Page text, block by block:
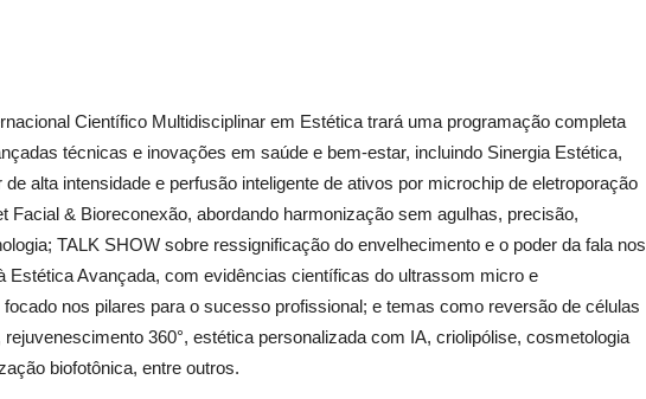
Científico Multidisciplinar em Estética trará uma programação completa
técnicas e inovações em saúde e bem-estar, incluindo Sinergia Estética,
alta intensidade e perfusão inteligente de ativos por microchip de eletroporação
Facial & Bioreconexão, abordando harmonização sem agulhas, precisão,
TALK SHOW sobre ressignificação do envelhecimento e o poder da fala nos
Estética Avançada, com evidências científicas do ultrassom micro e
nos pilares para o sucesso profissional; e temas como reversão de células
360°, estética personalizada com IA, criolipólise, cosmetologia
biofotônica, entre outros.
Economia